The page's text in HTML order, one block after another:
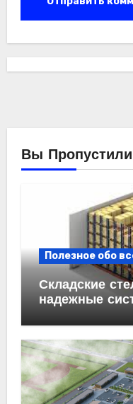
Вы Пропустили
Полезное обо
Складские
надежные